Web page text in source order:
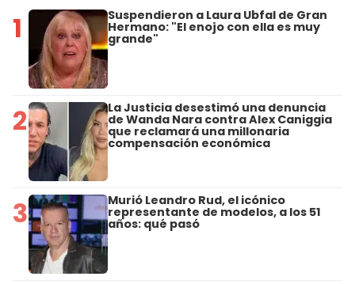
1 Suspendieron a Laura Ubfal de Gran
Hermano: "El enojo con ella es muy
grande"
2 La Justicia desestimó una denuncia
de Wanda Nara contra Alex Caniggia
que reclamará una millonaria
compensación económica
3 Murió Leandro Rud, el icónico
representante de modelos, a los 51
años: qué pasó